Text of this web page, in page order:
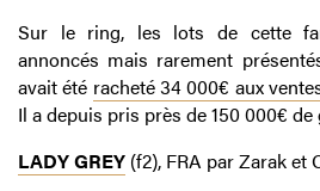
Sur le ring, les lots de cette
annoncés mais rarement
avait été racheté 34 000€ aux
Il a depuis pris près de 150 000€ de
LADY GREY (f2), FRA par Zarak et